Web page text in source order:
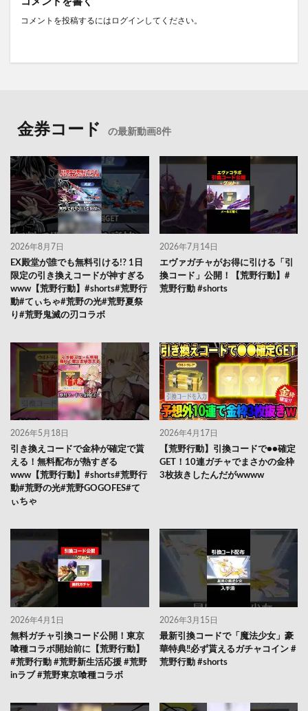
コメントを投稿するには ログイン してください。
金券コード の最新動画8件
2026年8月7日
EX殿堂が誰でも無料引ける!? 1日
限定の引き換えコードが神すぎる
www【荒野行動】#shorts#荒野行
動#てぃちゃ#荒野の光#荒野夏祭
り#荒野鬼滅の刃コラボ
2026年7月14日
エヴァガチャがお得に引ける「引
換コード」公開！【荒野行動】#
荒野行動 #shorts
2026年5月18日
引き換えコードで金枠が確定で貰
える！無料配布が熱すぎる
www【荒野行動】#shorts#荒野行
動#荒野の光#荒野GOGOFES#て
ぃちゃ
2026年4月17日
【荒野行動】引換コードで●●確定
GET！10連ガチャでまさかの金枠
3枚抜きしたんだがwwww
2026年4月1日
無料ガチャ引換コード公開！東京
喰種コラボ開始前に【荒野行動】
#荒野行動 #荒野新生活応援 #荒野
inラブ #荒野東京喰種コラボ
2026年3月15日
最新引換コードで「魔法少女」豪
華特典‼️必ず貰えるガチャコイン #
荒野行動 #shorts